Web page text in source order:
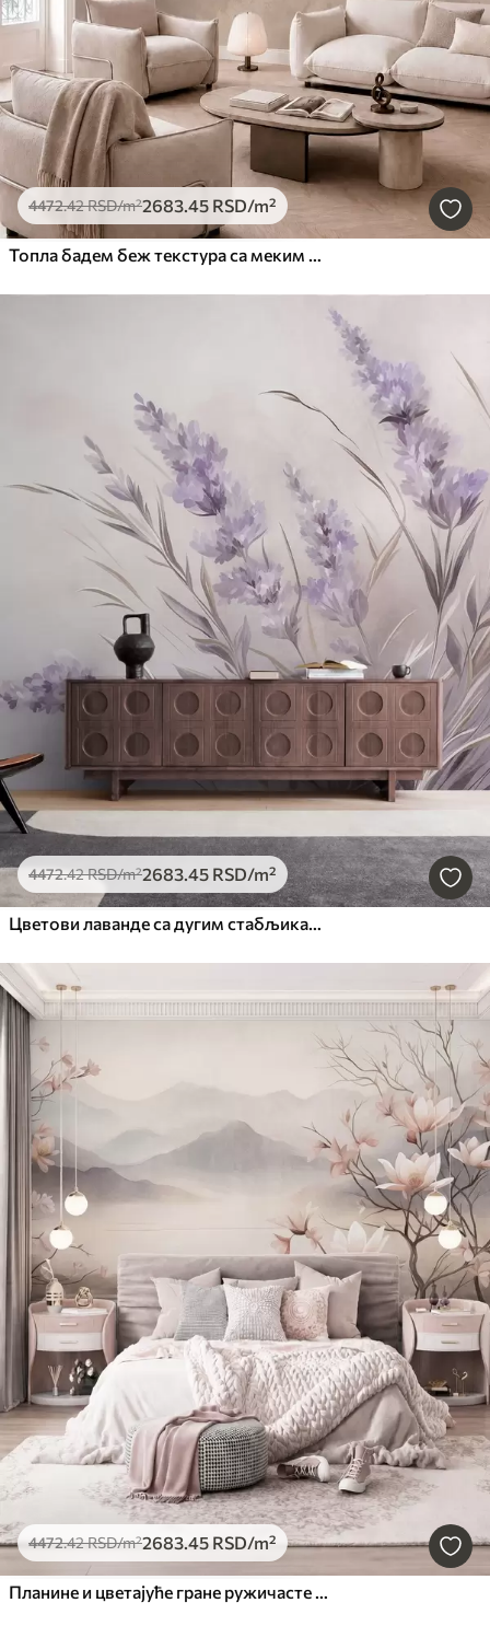
4472.42RSD/m²2683.45 RSD/m²
Топла бадем беж текстура са меким природним тоналним прелазима
4472.42RSD/m²2683.45 RSD/m²
Цветови лаванде са дугим стабљикама и листовима, мека пастелна текстурирана уметност
4472.42RSD/m²2683.45 RSD/m²
Планине и цветајуће гране ружичасте магнолије, текстурирани пејзаж